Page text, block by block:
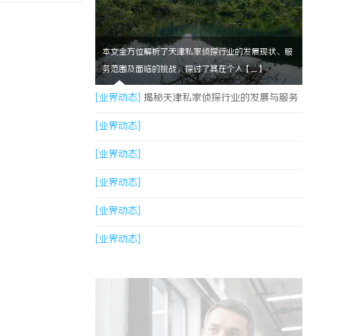
本文全方位解析了天津私家侦探行业的发展现状、服
务范围及面临的挑战，探讨了其在个人【....】
[业界动态] 揭秘天津私家侦探行业的发展与服务
全解析
[业界动态]
[业界动态]
[业界动态]
[业界动态]
[业界动态]